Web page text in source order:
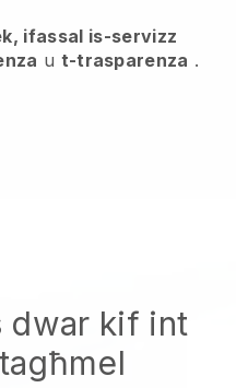
ifassal is-servizz
u t-trasparenza .
dwar kif int